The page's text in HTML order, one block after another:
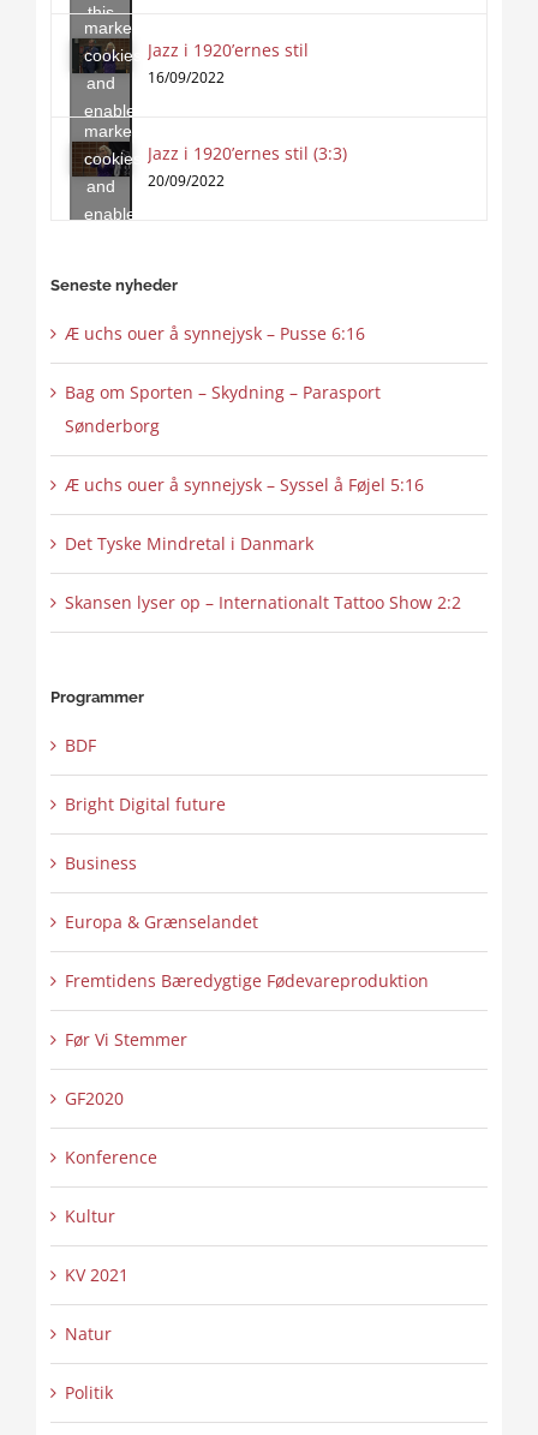
this
content
marketing
cookies
and
enable
this
content
Jazz i 1920’ernes stil
16/09/2022
Click
to
accept
marketing
cookies
and
enable
Jazz i 1920’ernes stil (3:3)
20/09/2022
Seneste nyheder
Æ uchs ouer å synnejysk – Pusse 6:16
Bag om Sporten – Skydning – Parasport
Sønderborg
Æ uchs ouer å synnejysk – Syssel å Føjel 5:16
Det Tyske Mindretal i Danmark
Skansen lyser op – Internationalt Tattoo Show 2:2
Programmer
BDF
Bright Digital future
Business
Europa & Grænselandet
Fremtidens Bæredygtige Fødevareproduktion
Før Vi Stemmer
GF2020
Konference
Kultur
KV 2021
Natur
Politik